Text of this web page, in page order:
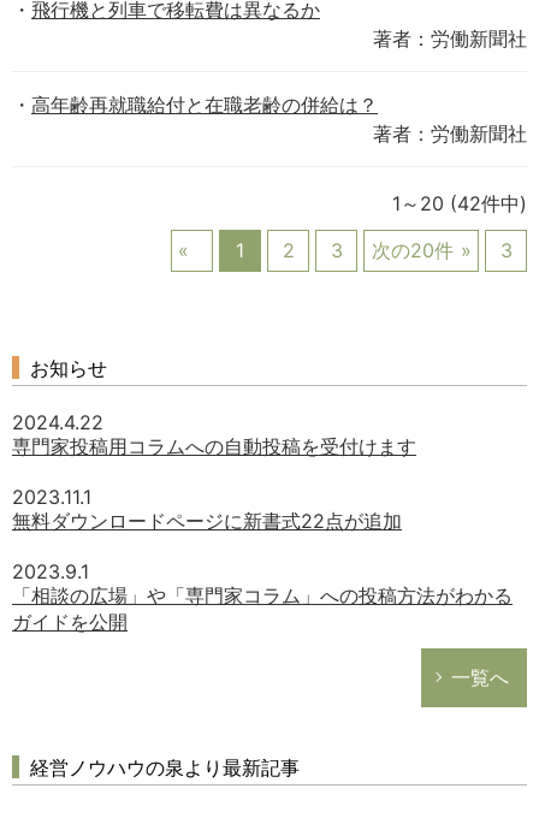
飛行機と列車で移転費は異なるか
著者：労働新聞社
高年齢再就職給付と在職老齢の併給は？
著者：労働新聞社
1～20 (42件中)
1
2 3 次の20件 3
お知らせ
2024.4.22
専門家投稿用コラムへの自動投稿を受付けます
2023.11.1
無料ダウンロードページに新書式22点が追加
2023.9.1
「相談の広場」や「専門家コラム」への投稿方法がわかる
ガイドを公開
一覧へ
経営ノウハウの泉より最新記事